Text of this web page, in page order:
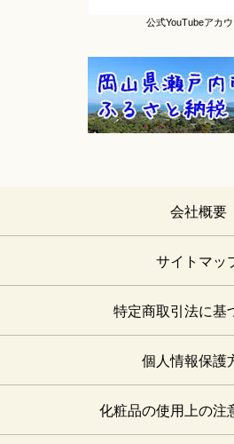
公式YouTubeアカウ
会社概要
サイトマッ
特定商取引法に基
個人情報保護
化粧品の使用上の注